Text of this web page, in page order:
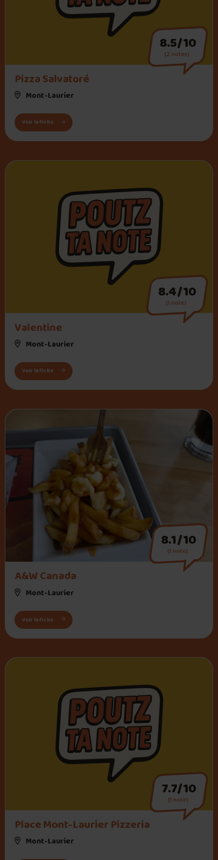
Pizza Salvatoré
Mont-Laurier
8.5/10
(2 notes)
Voir la fiche : Pizza Salvatoré
Valentine
Mont-Laurier
8.4/10
(1 note)
Voir la fiche : Valentine
A&W Canada
Mont-Laurier
8.1/10
(1 note)
Voir la fiche : A&W Canada
Place Mont-Laurier Pizzeria
Mont-Laurier
7.7/10
(1 note)